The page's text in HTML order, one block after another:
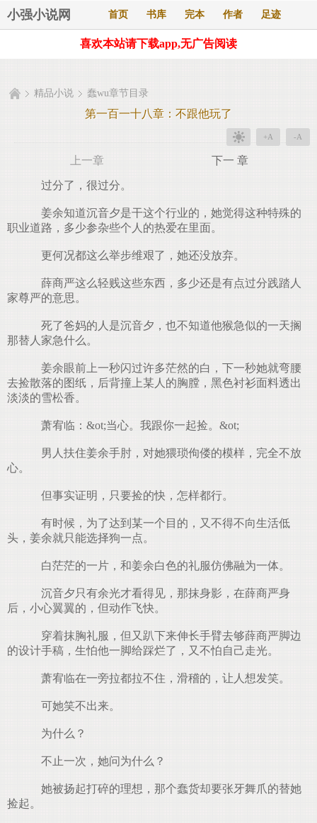
小强小说网 首页 书库 完本 作者 足迹
喜欢本站请下载app,无广告阅读
精品小说 蠢wu章节目录
第一百一十八章：不跟他玩了
+A -A
上一章 下一 章
过分了，很过分。
姜余知道沉音夕是干这个行业的，她觉得这种特殊的
职业道路，多少参杂些个人的热爱在里面。
更何况都这么举步维艰了，她还没放弃。
薛商严这么轻贱这些东西，多少还是有点过分践踏人
家尊严的意思。
死了爸妈的人是沉音夕，也不知道他猴急似的一天搁
那替人家急什么。
姜余眼前上一秒闪过许多茫然的白，下一秒她就弯腰
去捡散落的图纸，后背撞上某人的胸膛，黑色衬衫面料透出
淡淡的雪松香。
萧宥临：&ot;当心。我跟你一起捡。&ot;
男人扶住姜余手肘，对她猥琐佝偻的模样，完全不放
心。
但事实证明，只要捡的快，怎样都行。
有时候，为了达到某一个目的，又不得不向生活低
头，姜余就只能选择狗一点。
白茫茫的一片，和姜余白色的礼服仿佛融为一体。
沉音夕只有余光才看得见，那抹身影，在薛商严身
后，小心翼翼的，但动作飞快。
穿着抹胸礼服，但又趴下来伸长手臂去够薛商严脚边
的设计手稿，生怕他一脚给踩烂了，又不怕自己走光。
萧宥临在一旁拉都拉不住，滑稽的，让人想发笑。
可她笑不出来。
为什么？
不止一次，她问为什么？
她被扬起打碎的理想，那个蠢货却要张牙舞爪的替她
捡起。